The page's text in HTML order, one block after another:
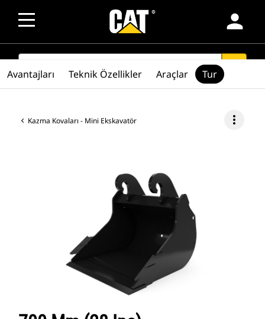
person
SEARCH
Kazma Kovaları - Mini Ekskavatör more_vert
Avantajları Teknik Özellikler Araçlar Tur